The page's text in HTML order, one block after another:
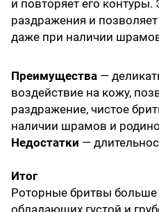
и повторяет его контуры.
раздражения и
даже при наличии
Преимущества —
воздействие на кожу,
раздражение, чистое
наличии шрамов и
Недостатки —
Итог
Роторные бритвы больше
обладающих густой и